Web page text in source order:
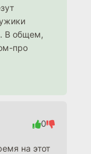
В общем,
про
0
на этот